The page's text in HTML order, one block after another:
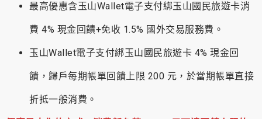
最高優惠含玉山Wallet電子支付綁玉山國民旅遊卡消
費 4% 現金回饋+免收 1.5% 國外交易服務費。
玉山Wallet電子支付綁玉山國民旅遊卡 4% 現金回
饋，歸戶每期帳單回饋上限 200 元，於當期帳單直接
折抵一般消費。